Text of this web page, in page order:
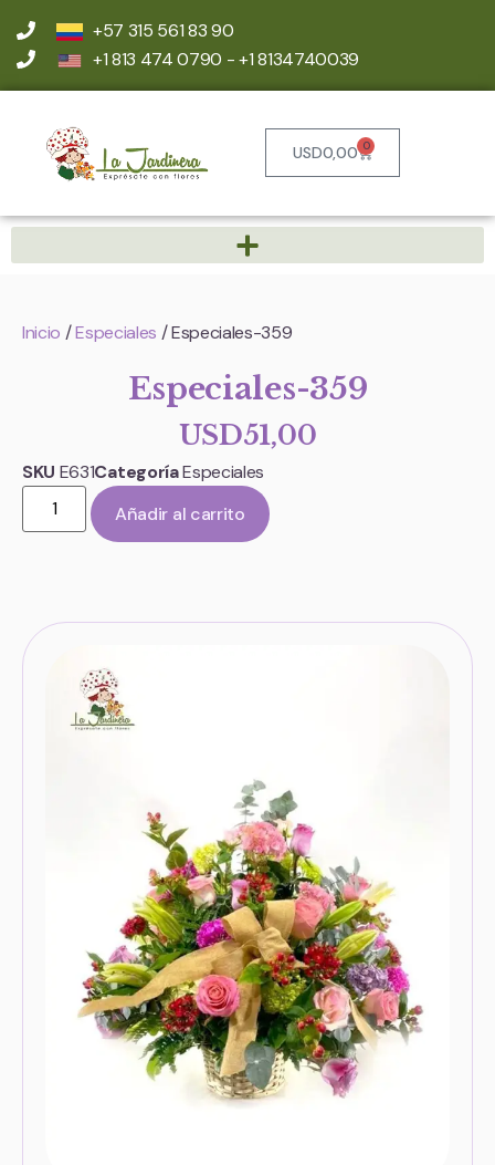
+57 315 561 83 90
+1 813 474 0790 - +1 8134740039
USD0,00 0
Inicio /Especiales / Especiales-359
Especiales-359
USD51,00
SKU E631CategoríaEspeciales
Añadir al carrito